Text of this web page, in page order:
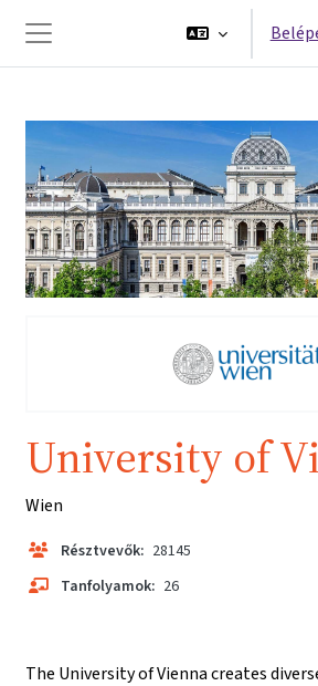
Oldalpanel
University of
Wien
Résztvevők: 28145
Tanfolyamok: 26
The University of Vienna creates